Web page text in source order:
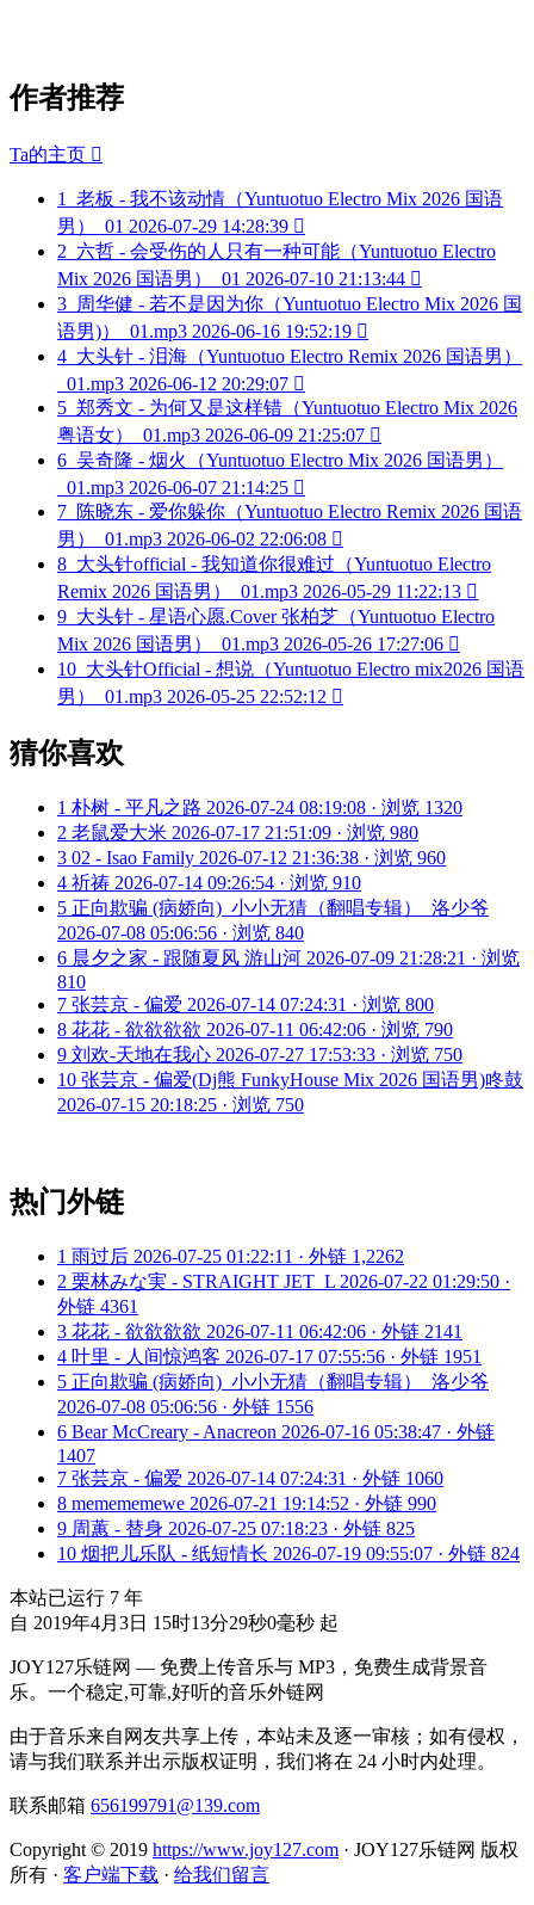
作者推荐
Ta的主页 
1
老板 - 我不该动情（Yuntuotuo Electro Mix 2026 国语
男）_01 2026-07-29 14:28:39 
2 六哲 - 会受伤的人只有一种可能（Yuntuotuo Electro
Mix 2026 国语男）_01 2026-07-10 21:13:44 
3 周华健 - 若不是因为你（Yuntuotuo Electro Mix 2026 国
语男)）_01.mp3 2026-06-16 19:52:19 
4 大头针 - 泪海（Yuntuotuo Electro Remix 2026 国语男）
_01.mp3 2026-06-12 20:29:07 
5 郑秀文 - 为何又是这样错（Yuntuotuo Electro Mix 2026
粤语女）_01.mp3 2026-06-09 21:25:07 
6 吴奇隆 - 烟火（Yuntuotuo Electro Mix 2026 国语男）
_01.mp3 2026-06-07 21:14:25 
7 陈晓东 - 爱你躲你（Yuntuotuo Electro Remix 2026 国语
男）_01.mp3 2026-06-02 22:06:08 
8 大头针official - 我知道你很难过（Yuntuotuo Electro
Remix 2026 国语男）_01.mp3 2026-05-29 11:22:13 
9 大头针 - 星语心愿.Cover 张柏芝（Yuntuotuo Electro
Mix 2026 国语男）_01.mp3 2026-05-26 17:27:06 
10 大头针Official - 想说（Yuntuotuo Electro mix2026 国语
男）_01.mp3 2026-05-25 22:52:12 
猜你喜欢
1 朴树 - 平凡之路 2026-07-24 08:19:08 · 浏览 1320
2 老鼠爱大米 2026-07-17 21:51:09 · 浏览 980
3 02 - Isao Family 2026-07-12 21:36:38 · 浏览 960
4 祈祷 2026-07-14 09:26:54 · 浏览 910
5 正向欺骗 (病娇向)_小小无猜（翻唱专辑）_洛少爷
2026-07-08 05:06:56 · 浏览 840
6 晨夕之家 - 跟随夏风 游山河 2026-07-09 21:28:21 · 浏览
810
7 张芸京 - 偏爱 2026-07-14 07:24:31 · 浏览 800
8 花花 - 欲欲欲欲 2026-07-11 06:42:06 · 浏览 790
9 刘欢-天地在我心 2026-07-27 17:53:33 · 浏览 750
10 张芸京 - 偏爱(Dj熊 FunkyHouse Mix 2026 国语男)咚鼓
2026-07-15 20:18:25 · 浏览 750
热门外链
1 雨过后 2026-07-25 01:22:11 · 外链 1,2262
2 栗林みな実 - STRAIGHT JET_L 2026-07-22 01:29:50 ·
外链 4361
3 花花 - 欲欲欲欲 2026-07-11 06:42:06 · 外链 2141
4 叶里 - 人间惊鸿客 2026-07-17 07:55:56 · 外链 1951
5 正向欺骗 (病娇向)_小小无猜（翻唱专辑）_洛少爷
2026-07-08 05:06:56 · 外链 1556
6 Bear McCreary - Anacreon 2026-07-16 05:38:47 · 外链
1407
7 张芸京 - 偏爱 2026-07-14 07:24:31 · 外链 1060
8 memememewe 2026-07-21 19:14:52 · 外链 990
9 周蕙 - 替身 2026-07-25 07:18:23 · 外链 825
10 烟把儿乐队 - 纸短情长 2026-07-19 09:55:07 · 外链 824
本站已运行 7 年
自 2019年4月3日 15时13分29秒0毫秒 起
JOY127乐链网 — 免费上传音乐与 MP3，免费生成背景音
乐。一个稳定,可靠,好听的音乐外链网
由于音乐来自网友共享上传，本站未及逐一审核；如有侵权，
请与我们联系并出示版权证明，我们将在 24 小时内处理。
联系邮箱 656199791@139.com
Copyright © 2019 https://www.joy127.com · JOY127乐链网 版权
所有 · 客户端下载 · 给我们留言